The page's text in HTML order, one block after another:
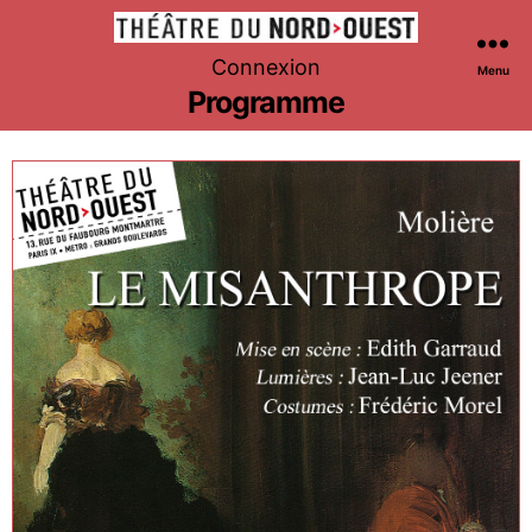
Théâtre
du
Nord-
Ouest
Connexion Menu
Programme